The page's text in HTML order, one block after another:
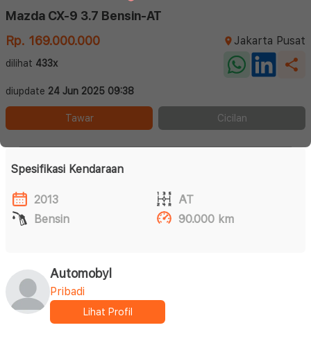
Mazda CX-9 3.7 Bensin-AT
Rp. 169.000.000
Jakarta Pusat
dilihat 433x
diupdate 24 Jun 2025 09:38
Tawar Cicilan
Spesifikasi Kendaraan
2013
AT
Bensin
90.000 km
Automobyl
Pribadi
Lihat Profil